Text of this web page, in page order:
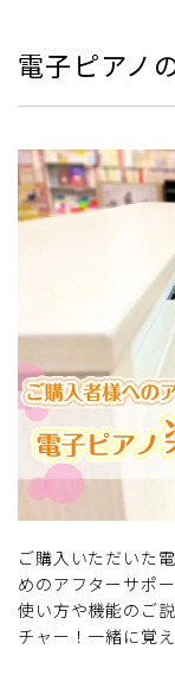
電子ピアノ
ご購入いただいた
めのアフターサポー
使い方や機能のご
チャー！一緒に覚